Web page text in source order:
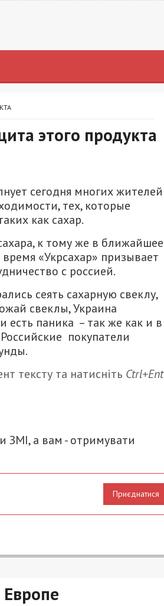
этого продукта
сегодня многих жителей
тех, которые
как сахар.
к тому же в ближайшее
«Укрсахар» призывает
с россией.
сеять сахарную свеклу,
свеклы, Украина
есть паника – так же как и в
покупатели
тексту та натисніть
ЗМІ, а вам - отримувати
Приєднатися